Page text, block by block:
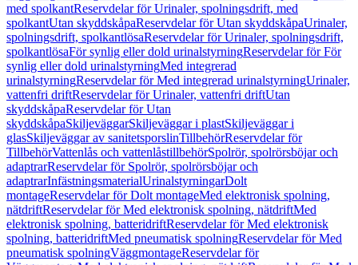
med spolkantReservdelar för Urinaler, spolningsdrift, med
spolkantUtan skyddskåpaReservdelar för Utan skyddskåpaUrinaler,
spolningsdrift, spolkantlösaReservdelar för Urinaler, spolningsdrift,
spolkantlösaFör synlig eller dold urinalstyrningReservdelar för För
synlig eller dold urinalstyrningMed integrerad
urinalstyrningReservdelar för Med integrerad urinalstyrningUrinaler,
vattenfri driftReservdelar för Urinaler, vattenfri driftUtan
skyddskåpaReservdelar för Utan
skyddskåpaSkiljeväggarSkiljeväggar i plastSkiljeväggar i
glasSkiljeväggar av sanitetsporslinTillbehörReservdelar för
TillbehörVattenlås och vattenlåstillbehörSpolrör, spolrörsböjar och
adaptrarReservdelar för Spolrör, spolrörsböjar och
adaptrarInfästningsmaterialUrinalstyrningarDolt
montageReservdelar för Dolt montageMed elektronisk spolning,
nätdriftReservdelar för Med elektronisk spolning, nätdriftMed
elektronisk spolning, batteridriftReservdelar för Med elektronisk
spolning, batteridriftMed pneumatisk spolningReservdelar för Med
pneumatisk spolningVäggmontageReservdelar för